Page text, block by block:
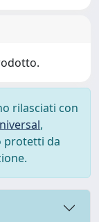
rilasciati con
,
protetti da